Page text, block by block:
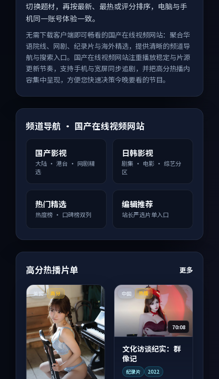
切换题材，再按最新、最热或评分排序，电脑与手
机同一账号体验一致。
无需下载客户端即可畅看的国产在线视频网站：聚合华
语院线、网剧、纪录片与海外精选，提供清晰的频道导
航与搜索入口。国产在线视频网站注重播放稳定与片源
更新节奏，支持手机与宽屏同步追剧，并把高分热播内
容集中呈现，方便您快速决策今晚要看的节目。
频道导航 · 国产在线视频网站
国产影视
大陆 · 港台 · 网剧精
选
日韩影视
剧集 · 电影 · 综艺分
区
热门精选
热度榜 · 口碑榜双列
编辑推荐
站长严选片单入口
高分热播片单 更多
美国 高分 中国 热播
70:08
文化访谈纪实：群
像记
纪录片 2022